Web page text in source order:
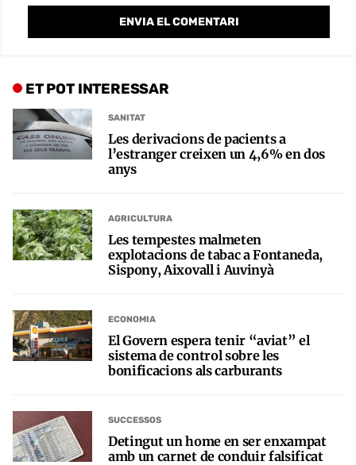
ET POT INTERESSAR
SANITAT
Les derivacions de pacients a
l’estranger creixen un 4,6% en dos
anys
AGRICULTURA
Les tempestes malmeten
explotacions de tabac a Fontaneda,
Sispony, Aixovall i Auvinyà
ECONOMIA
El Govern espera tenir “aviat” el
sistema de control sobre les
bonificacions als carburants
SUCCESSOS
Detingut un home en ser enxampat
amb un carnet de conduir falsificat